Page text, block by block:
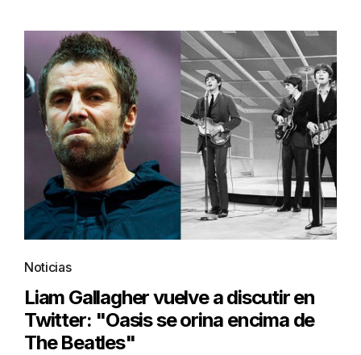
Noticias
Liam Gallagher vuelve a discutir en
Twitter: "Oasis se orina encima de
The Beatles"